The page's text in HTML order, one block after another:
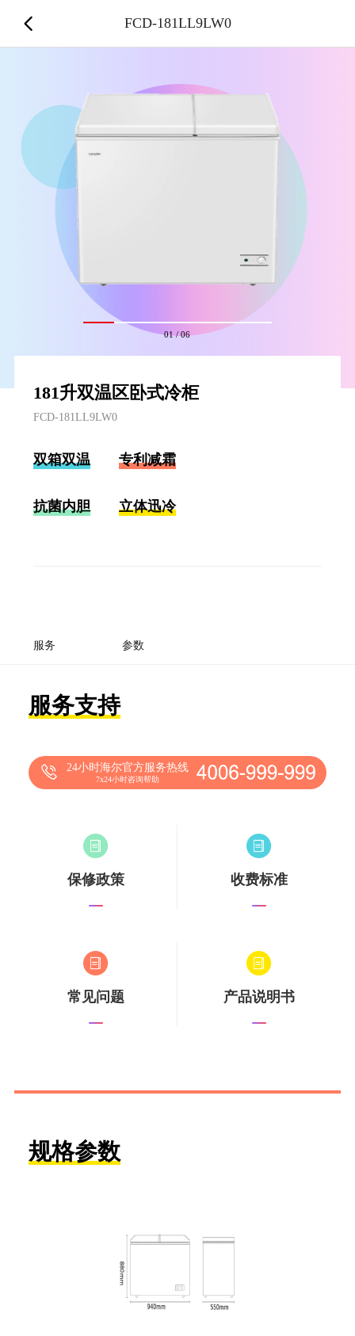
01/06
181升双温区卧式冷柜
FCD-181LL9LW0
双箱双温 专利减霜
抗菌内胆 立体迅冷
服务 参数
服务支持
24小时海尔官方服务热线
7x24小时咨询帮助
保修政策 收费标准
常见问题 产品说明书
规格参数
FCD-181LL9LW0